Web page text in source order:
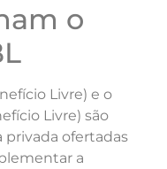
o
Livre) e o
Livre) são
ofertadas
a